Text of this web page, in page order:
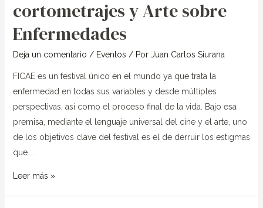
cortometrajes y Arte sobre
Enfermedades
Deja un comentario / Eventos / Por Juan Carlos Siurana
FICAE es un festival único en el mundo ya que trata la
enfermedad en todas sus variables y desde múltiples
perspectivas, así como el proceso final de la vida. Bajo esa
premisa, mediante el lenguaje universal del cine y el arte, uno
de los objetivos clave del festival es el de derruir los estigmas
que …
marzo
2018:
FICAE
Festival
Internacional
de
cortometrajes
y
Arte
Enfermedades
Leer más »